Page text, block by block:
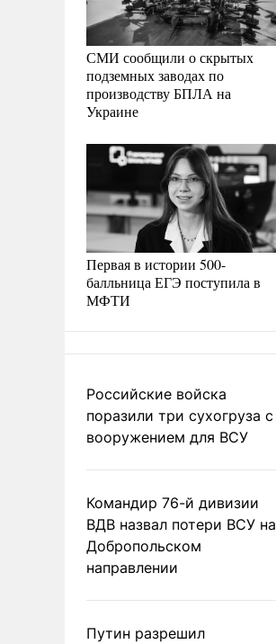
СМИ сообщили о скрытых
подземных заводах по
производству БПЛА на
Украине
Первая в истории 500-
балльница ЕГЭ поступила в
МФТИ
Российские войска
поразили три сухогруза с
вооружением для ВСУ
Командир 76-й дивизии
ВДВ назвал потери ВСУ на
Добропольском
направлении
Путин разрешил